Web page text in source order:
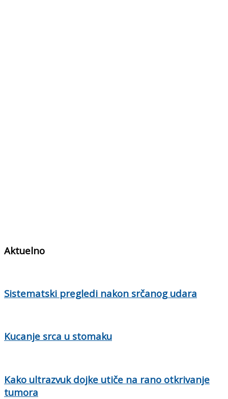
Aktuelno
Sistematski pregledi nakon srčanog udara
Kucanje srca u stomaku
Kako ultrazvuk dojke utiče na rano otkrivanje
tumora